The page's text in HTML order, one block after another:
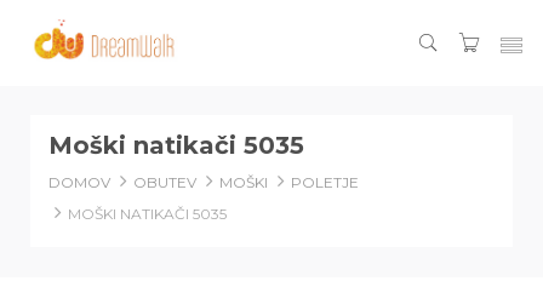
Moški natikači 5035
DOMOV OBUTEV MOŠKI
POLETJE
MOŠKI NATIKAČI 5035